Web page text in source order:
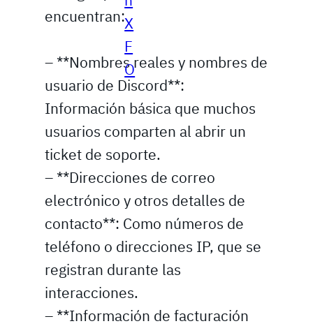
X
F
O
encuentran:
– **Nombres reales y nombres de
usuario de Discord**:
Información básica que muchos
usuarios comparten al abrir un
ticket de soporte.
– **Direcciones de correo
electrónico y otros detalles de
contacto**: Como números de
teléfono o direcciones IP, que se
registran durante las
interacciones.
– **Información de facturación